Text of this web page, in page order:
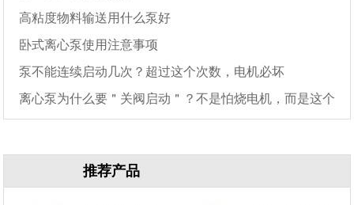
高粘度物料输送用什么泵好
卧式离心泵使用注意事项
泵不能连续启动几次？超过这个次数，电机必坏
离心泵为什么要＂关阀启动＂？不是怕烧电机，而是这个
推荐产品